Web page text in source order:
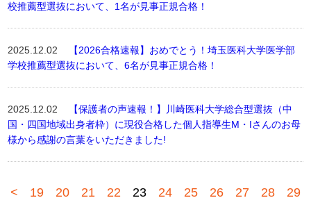
校推薦型選抜において、1名が見事正規合格！
2025.12.02
【2026合格速報】おめでとう！埼玉医科大学医学部
学校推薦型選抜において、6名が見事正規合格！
2025.12.02
【保護者の声速報！】川崎医科大学総合型選抜（中
国・四国地域出身者枠）に現役合格した個人指導生M・Iさんのお母
様から感謝の言葉をいただきました!
< 19 20 21 22 23 24 25 26 27 28 29